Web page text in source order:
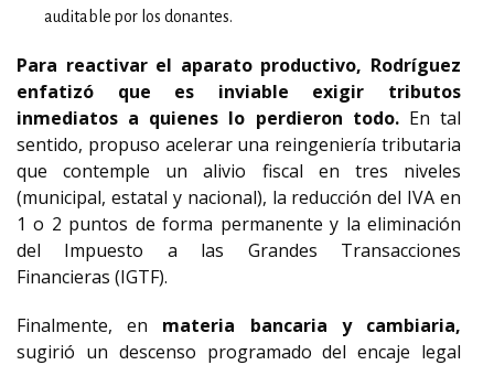
auditable por los donantes.
Para reactivar el aparato productivo, Rodríguez
enfatizó que es inviable exigir tributos
inmediatos a quienes lo perdieron todo. En tal
sentido, propuso acelerar una reingeniería tributaria
que contemple un alivio fiscal en tres niveles
(municipal, estatal y nacional), la reducción del IVA en
1 o 2 puntos de forma permanente y la eliminación
del Impuesto a las Grandes Transacciones
Financieras (IGTF).
Finalmente, en materia bancaria y cambiaria,
sugirió un descenso programado del encaje legal